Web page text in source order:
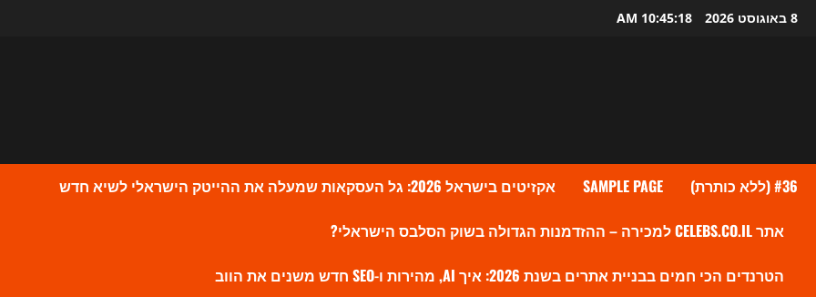
Skip
8 באוגוסט 2026 10:45:19 AM
#36 (ללא כותרת) SAMPLE PAGE אקזיטים בישראל 2026: גל העסקאות שמעלה את ההייטק הישראלי לשיא חדש
אתר CELEBS.CO.IL למכירה – ההזדמנות הגדולה בשוק הסלבס הישראלי?
הטרנדים הכי חמים בבניית אתרים בשנת 2026: איך AI, מהירות ו-SEO חדש משנים את הווב